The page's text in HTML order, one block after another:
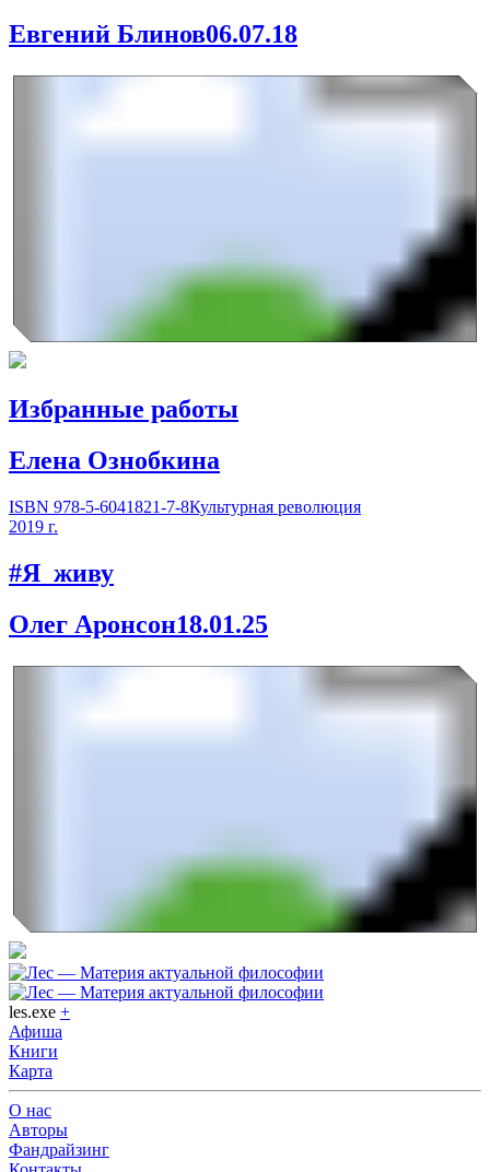
Евгений Блинов06.07.18
Избранные работы
Елена Ознобкина
ISBN 978-5-6041821-7-8Культурная революция
2019 г.
#Я_живу
Олег Аронсон18.01.25
les.exe +
Афиша
Книги
Карта
О нас
Авторы
Фандрайзинг